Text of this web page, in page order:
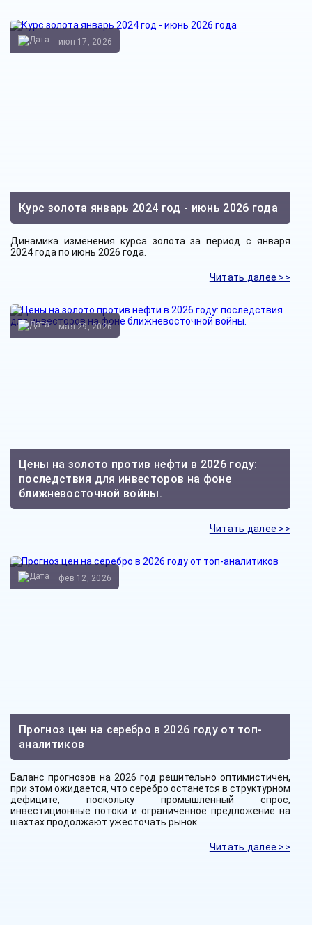
Курс золота январь 2024 год - июнь 2026 года
июн 17, 2026
Динамика изменения курса золота за период с января
2024 года по июнь 2026 года.
Читать далее >>
Цены на золото против нефти в 2026 году:
последствия для инвесторов на фоне
ближневосточной войны.
мая 29, 2026
Читать далее >>
Прогноз цен на серебро в 2026 году от топ-
аналитиков
фев 12, 2026
Баланс прогнозов на 2026 год решительно оптимистичен,
при этом ожидается, что серебро останется в структурном
дефиците, поскольку промышленный спрос,
инвестиционные потоки и ограниченное предложение на
шахтах продолжают ужесточать рынок.
Читать далее >>